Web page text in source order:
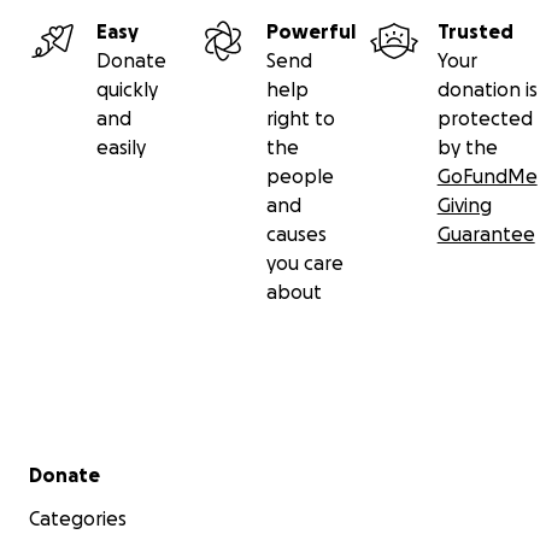
• A payer lors des tournages :
- les frais de déplacements
- les frais de logements
- les frais de nourriture
- les locations diverses
Easy
Donate
quickly
and
easily
Powerful
Send
help
right to
the
people
and
causes
you care
about
Trusted
Your
donation is
protected
by the
GoFundMe
Giving
Guarantee
Secondary menu
Donate
Categories